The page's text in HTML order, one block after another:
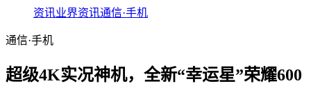
资讯业界资讯通信·手机
通信·手机
超级4K实况神机，全新“幸运星”荣耀600